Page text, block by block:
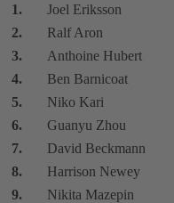
1.
Joel Eriksson
2.
Ralf Aron
3.
Anthoine Hubert
4.
Ben Barnicoat
5.
Niko Kari
6.
Guanyu Zhou
7.
David Beckmann
8.
Harrison Newey
9.
Nikita Mazepin